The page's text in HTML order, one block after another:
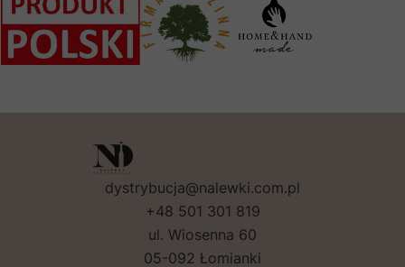
dystrybucja@nalewki.com.pl
+48 501 301 819
ul. Wiosenna 60
05-092 Łomianki